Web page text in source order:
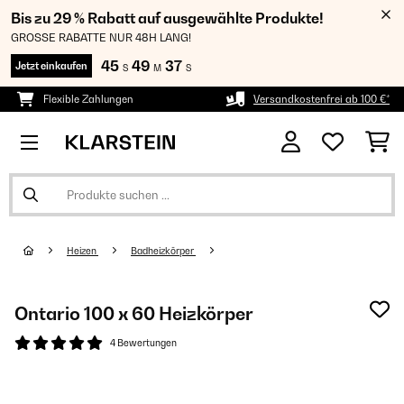
Bis zu 29 % Rabatt auf ausgewählte Produkte!
GROSSE RABATTE NUR 48H LANG!
Jetzt einkaufen 45 S 49 M 37 S
Flexible Zahlungen Versandkostenfrei ab 100 €*
Heizen Badheizkörper
Ontario 100 x 60 Heizkörper
4 Bewertungen